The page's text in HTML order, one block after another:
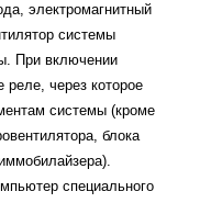
электромагнитный
системы
При включении
реле, через которое
системы (кроме
блока
специального